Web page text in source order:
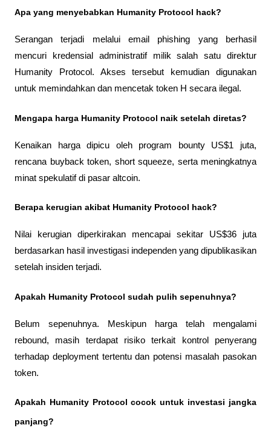
Apa yang menyebabkan Humanity Protocol hack?
Serangan terjadi melalui email phishing yang berhasil
mencuri kredensial administratif milik salah satu direktur
Humanity Protocol. Akses tersebut kemudian digunakan
untuk memindahkan dan mencetak token H secara ilegal.
Mengapa harga Humanity Protocol naik setelah diretas?
Kenaikan harga dipicu oleh program bounty US$1 juta,
rencana buyback token, short squeeze, serta meningkatnya
minat spekulatif di pasar altcoin.
Berapa kerugian akibat Humanity Protocol hack?
Nilai kerugian diperkirakan mencapai sekitar US$36 juta
berdasarkan hasil investigasi independen yang dipublikasikan
setelah insiden terjadi.
Apakah Humanity Protocol sudah pulih sepenuhnya?
Belum sepenuhnya. Meskipun harga telah mengalami
rebound, masih terdapat risiko terkait kontrol penyerang
terhadap deployment tertentu dan potensi masalah pasokan
token.
Apakah Humanity Protocol cocok untuk investasi jangka
panjang?